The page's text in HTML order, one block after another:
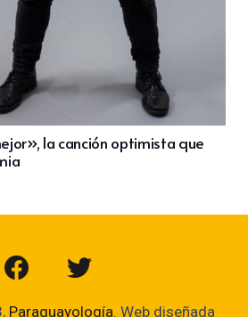
la canción optimista que
Paraguayología. Web diseñada